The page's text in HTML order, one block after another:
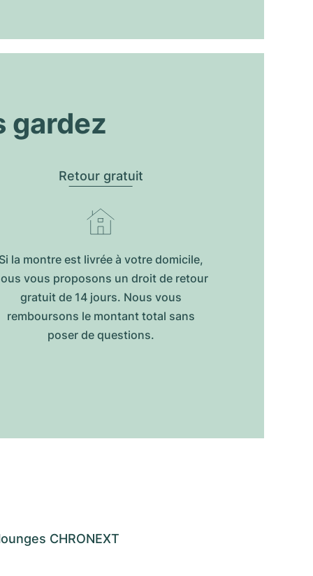
gardez
Retour gratuit
la montre est livrée à votre domicile,
vous proposons un droit de retour
gratuit de 14 jours. Nous vous
remboursons le montant total sans
poser de questions.
CHRONEXT